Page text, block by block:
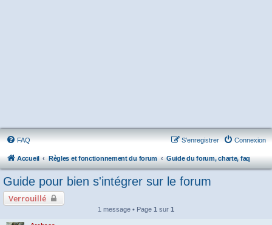
FAQ Connexion
S’enregistrer
Accueil Règles et fonctionnement du forum Guide du forum, charte, faq
Guide pour bien s'intégrer sur le forum
Verrouillé
1 message • Page 1 sur 1